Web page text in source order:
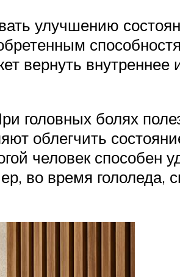
улучшению
вернуть внутреннее
головных болях
облегчить
человек способен
во время гололеда,